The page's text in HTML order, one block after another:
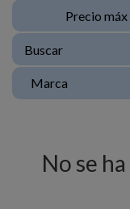
Marca
No se